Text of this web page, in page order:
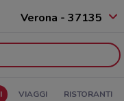
Verona - 37135
VIAGGI RISTORANTI